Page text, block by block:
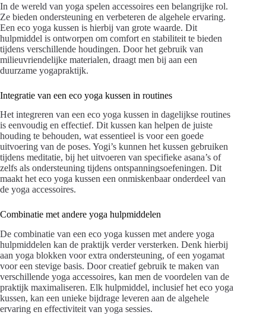
In de wereld van yoga spelen accessoires een belangrijke rol.
Ze bieden ondersteuning en verbeteren de algehele ervaring.
Een eco yoga kussen is hierbij van grote waarde. Dit
hulpmiddel is ontworpen om comfort en stabiliteit te bieden
tijdens verschillende houdingen. Door het gebruik van
milieuvriendelijke materialen, draagt men bij aan een
duurzame yogapraktijk.
Integratie van een eco yoga kussen in routines
Het integreren van een eco yoga kussen in dagelijkse routines
is eenvoudig en effectief. Dit kussen kan helpen de juiste
houding te behouden, wat essentieel is voor een goede
uitvoering van de poses. Yogi’s kunnen het kussen gebruiken
tijdens meditatie, bij het uitvoeren van specifieke asana’s of
zelfs als ondersteuning tijdens ontspanningsoefeningen. Dit
maakt het eco yoga kussen een onmiskenbaar onderdeel van
de yoga accessoires.
Combinatie met andere yoga hulpmiddelen
De combinatie van een eco yoga kussen met andere yoga
hulpmiddelen kan de praktijk verder versterken. Denk hierbij
aan yoga blokken voor extra ondersteuning, of een yogamat
voor een stevige basis. Door creatief gebruik te maken van
verschillende yoga accessoires, kan men de voordelen van de
praktijk maximaliseren. Elk hulpmiddel, inclusief het eco yoga
kussen, kan een unieke bijdrage leveren aan de algehele
ervaring en effectiviteit van yoga sessies.